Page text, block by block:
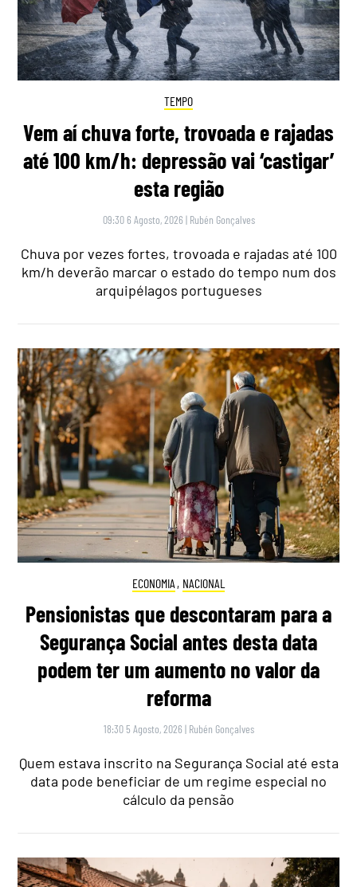
TEMPO
Vem aí chuva forte, trovoada e rajadas
até 100 km/h: depressão vai ‘castigar’
esta região
09:30 6 Agosto, 2026 | Rubén Gonçalves
Chuva por vezes fortes, trovoada e rajadas até 100
km/h deverão marcar o estado do tempo num dos
arquipélagos portugueses
ECONOMIA , NACIONAL
Pensionistas que descontaram para a
Segurança Social antes desta data
podem ter um aumento no valor da
reforma
18:30 5 Agosto, 2026 | Rubén Gonçalves
Quem estava inscrito na Segurança Social até esta
data pode beneficiar de um regime especial no
cálculo da pensão